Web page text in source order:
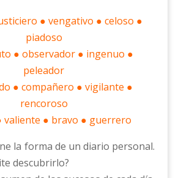
● vengativo ● celoso ●
piadoso
● observador ● ingenuo ●
peleador
● compañero ● vigilante ●
rencoroso
valiente ● bravo ● guerrero
la forma de un diario personal.
descubrirlo?